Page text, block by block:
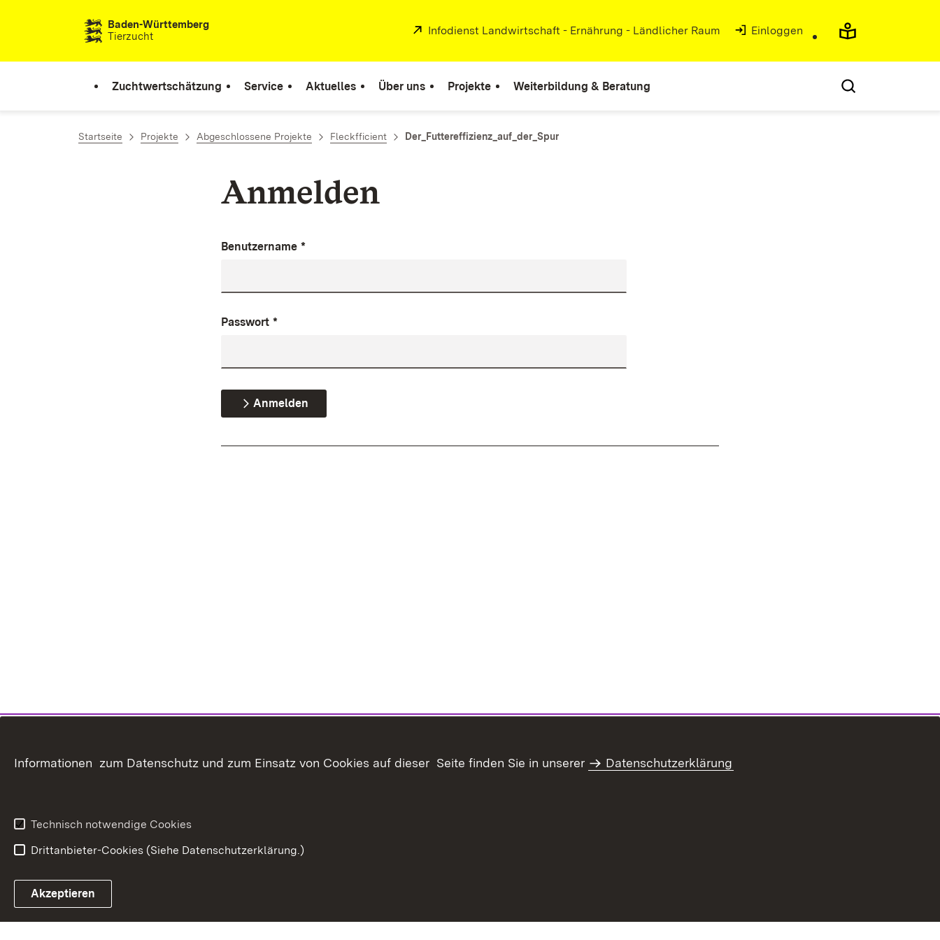
Zum Inhalt springenBaden-Württemberg
Tierzucht
Extern:
Infodienst Landwirtschaft - Ernährung - Ländlicher Raum (Öffnet in neuem Fenster)
Einloggen
Zuchtwertschätzung Service Aktuelles Über uns Projekte Weiterbildung & Beratung
Startseite Projekte Abgeschlossene Projekte Fleckfficient Der_Futtereffizienz_auf_der_Spur
Anmelden
Benutzername *
Passwort *
Anmelden
Informationen zum Datenschutz und zum Einsatz von Cookies auf dieser Seite finden Sie in unserer Datenschutzerklärung
Technisch notwendige Cookies
Drittanbieter-Cookies (Siehe Datenschutzerklärung.)
Akzeptieren